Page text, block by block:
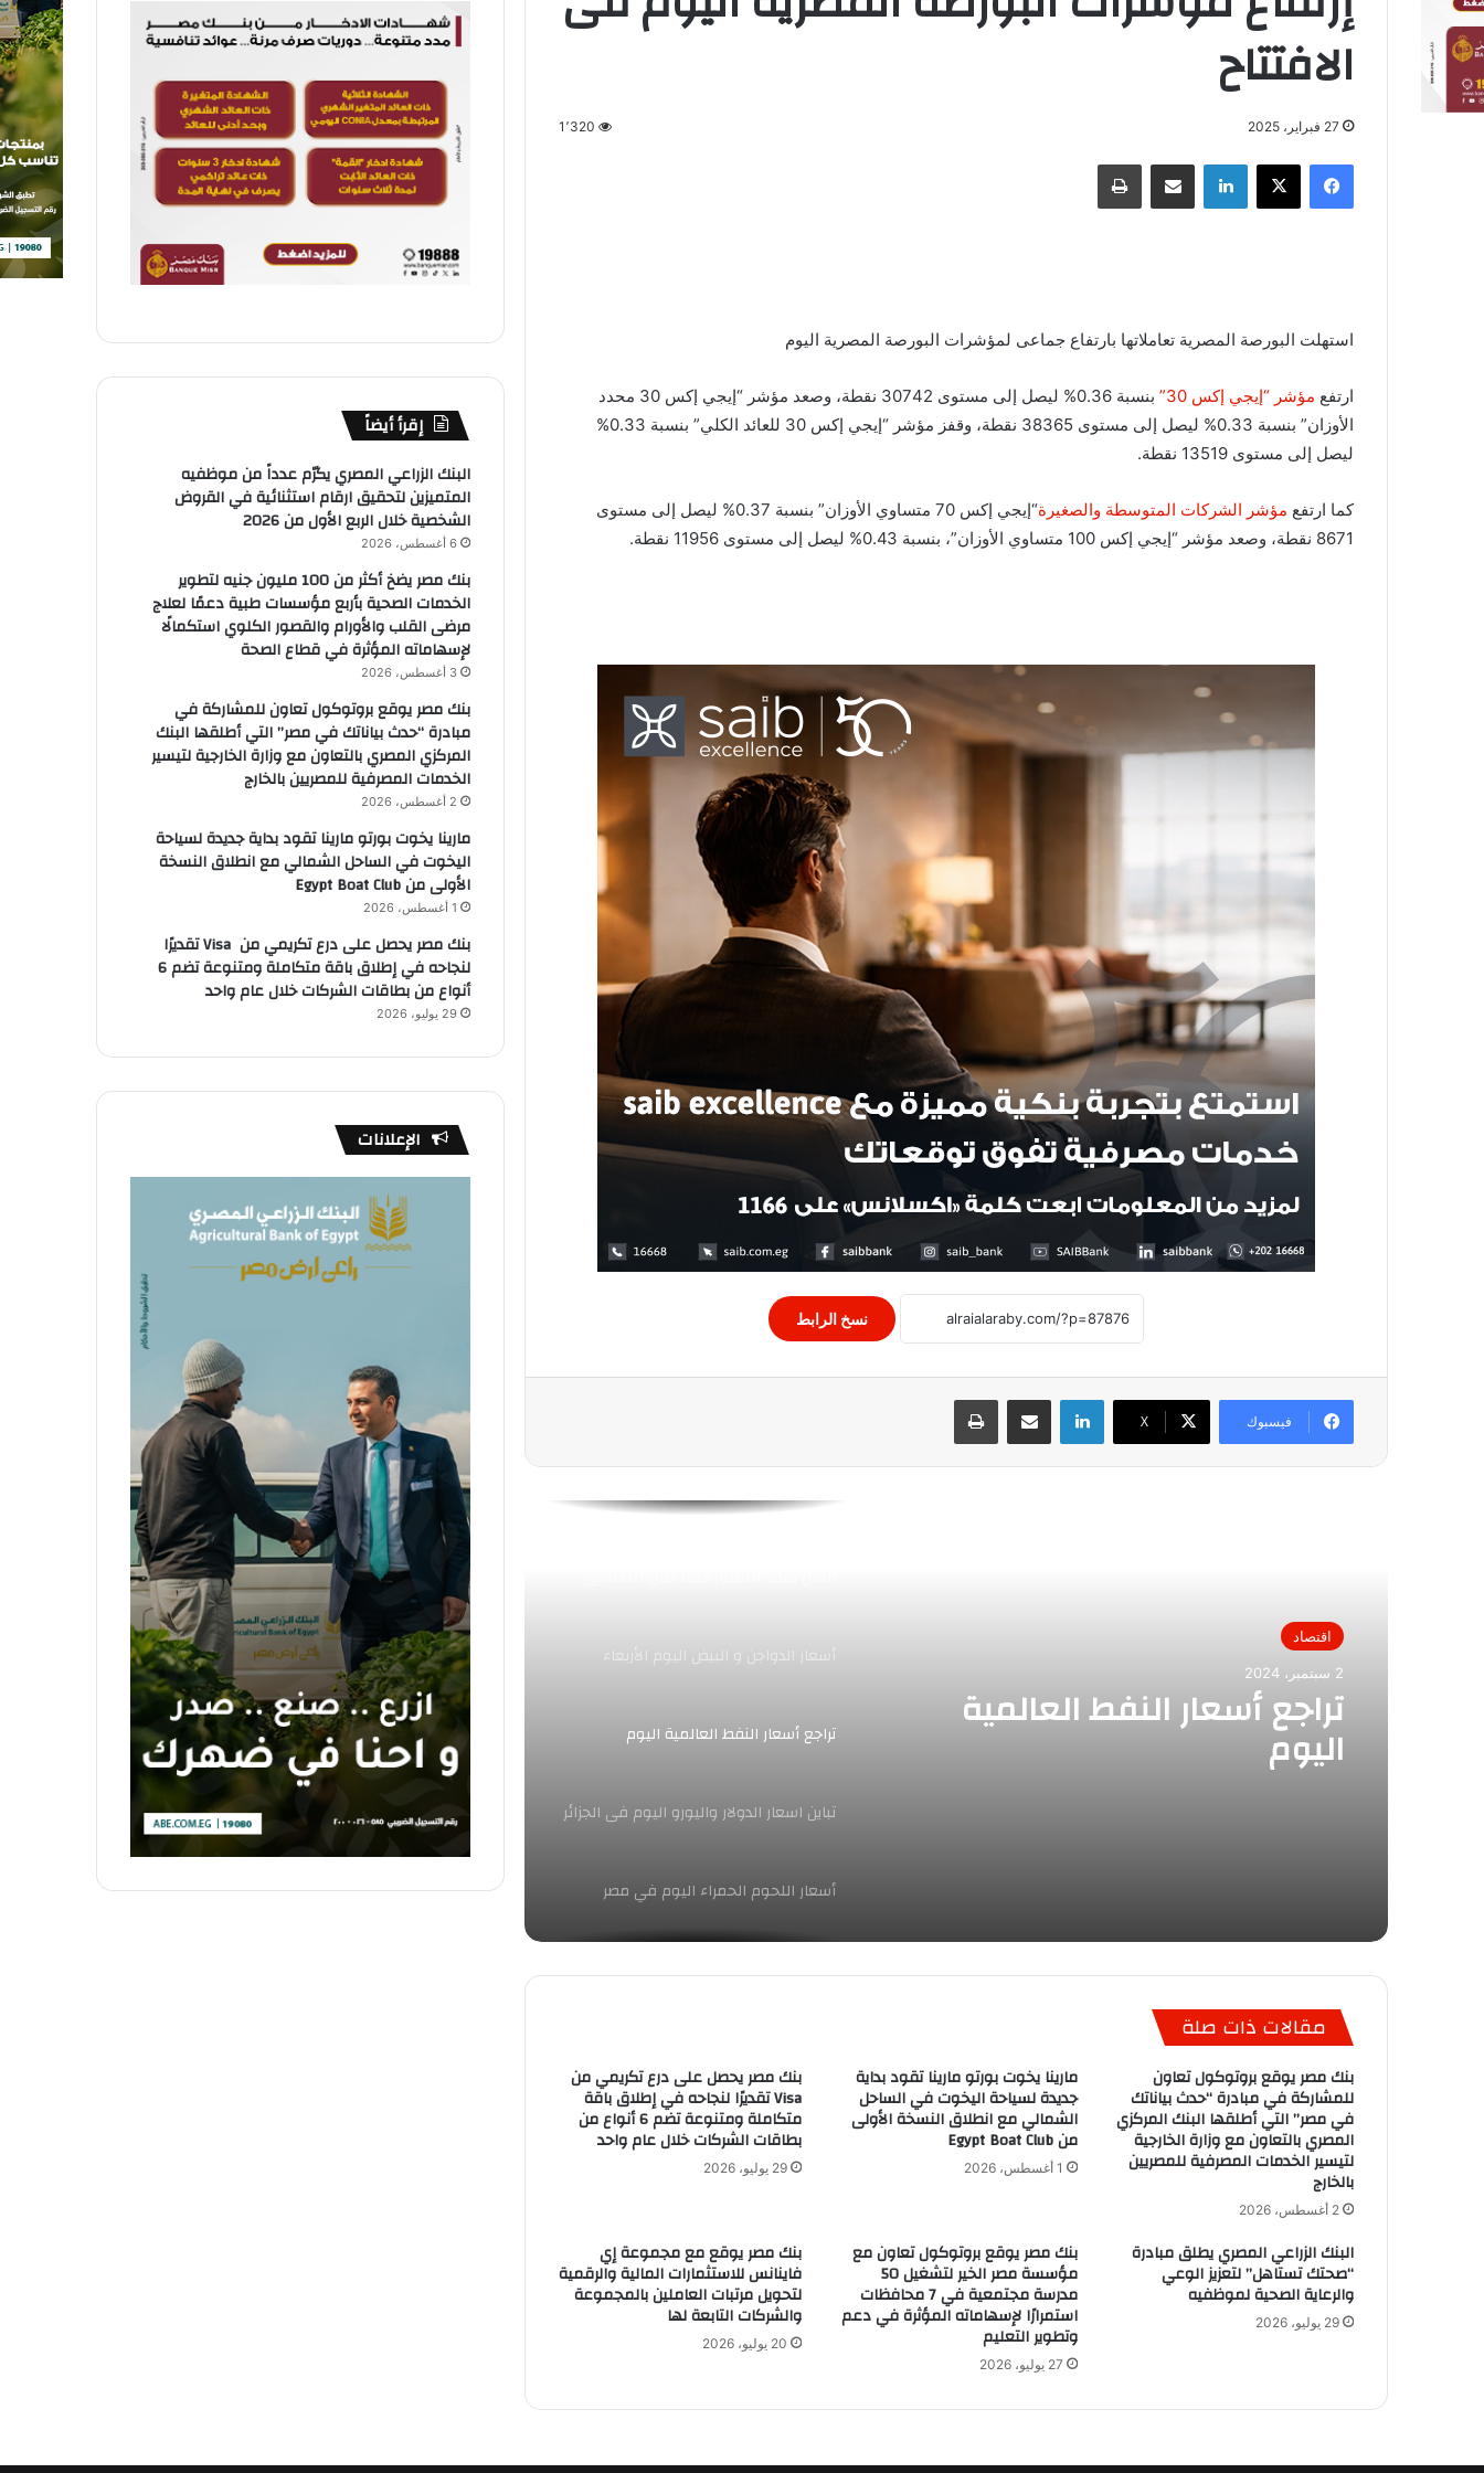
الافتتاح
27 فبراير، 2025 1٬320
فيسبوك X لينكدإن مشاركة عبر البريد طباعة
استهلت البورصة المصرية تعاملاتها بارتفاع جماعى لمؤشرات البورصة المصرية اليوم
ارتفع مؤشر “إيجي إكس 30”
بنسبة 0.36% ليصل إلى مستوى 30742 نقطة، وصعد مؤشر “إيجي إكس 30 محدد
الأوزان” بنسبة 0.33% ليصل إلى مستوى 38365 نقطة، وقفز مؤشر “إيجي إكس 30 للعائد الكلي” بنسبة 0.33%
ليصل إلى مستوى 13519 نقطة.
كما ارتفع مؤشر الشركات المتوسطة والصغيرة
“إيجي إكس 70 متساوي الأوزان” بنسبة 0.37% ليصل إلى مستوى
8671 نقطة، وصعد مؤشر “إيجي إكس 100 متساوي الأوزان”، بنسبة 0.43% ليصل إلى مستوى 11956 نقطة.
نسخ الرابط
فيسبوك X
لينكدإن مشاركة عبر البريد طباعة
اقتصاد
2 سبتمبر، 2024
تراجع أسعار النفط العالمية
اليوم
(بدون عنوان)
إستقرار أسعار الدواجن في مصر والكيلو
للمستهلك يبدأ من 30 جنيها
وزيرة التعاون الدولي –الحكومة حققت
أسعار الدواجن و البيض اليوم الأربعاء
تراجع أسعار النفط العالمية اليوم
تباين اسعار الدولار واليورو اليوم فى الجزائر
أسعار اللحوم الحمراء اليوم في مصر
أسعار العملات العربيه والأجنبية أمام
(بدون عنوان)
إستقرار أسعار الدواجن في مصر والكيلو
للمستهلك يبدأ من 30 جنيها
وزيرة التعاون الدولي –الحكومة حققت
قفزة ونقلة للأمام من خلال تبني سياسات
وإصلاح
أسعار العملات اليوم الاثنين
مقالات ذات صلة
بنك مصر يوقع بروتوكول تعاون
للمشاركة في مبادرة “حدث بياناتك
في مصر” التي أطلقها البنك المركزي
المصري بالتعاون مع وزارة الخارجية
لتيسير الخدمات المصرفية للمصريين
بالخارج
2 أغسطس، 2026
مارينا يخوت بورتو مارينا تقود بداية
جديدة لسياحة اليخوت في الساحل
الشمالي مع انطلاق النسخة الأولى
من Egypt Boat Club
1 أغسطس، 2026
بنك مصر يحصل على درع تكريمي من
Visa تقديرًا لنجاحه في إطلاق باقة
متكاملة ومتنوعة تضم 6 أنواع من
بطاقات الشركات خلال عام واحد
29 يوليو، 2026
البنك الزراعي المصري يطلق مبادرة
“صحتك تستاهل” لتعزيز الوعي
والرعاية الصحية لموظفيه
29 يوليو، 2026
بنك مصر يوقع بروتوكول تعاون مع
مؤسسة مصر الخير لتشغيل 50
مدرسة مجتمعية في 7 محافظات
استمرارًا لإسهاماته المؤثرة في دعم
وتطوير التعليم
27 يوليو، 2026
بنك مصر يوقع مع مجموعة إي
فاينانس للاستثمارات المالية والرقمية
لتحويل مرتبات العاملين بالمجموعة
والشركات التابعة لها
20 يوليو، 2026
إقرأ أيضاً
البنك الزراعي المصري يكرّم عدداً من موظفيه
المتميزين لتحقيق ارقام استثنائية في القروض
الشخصية خلال الربع الأول من 2026
6 أغسطس، 2026
بنك مصر يضخ أكثر من 100 مليون جنيه لتطوير
الخدمات الصحية بأربع مؤسسات طبية دعمًا لعلاج
مرضى القلب والأورام والقصور الكلوي استكمالًا
لإسهاماته المؤثرة في قطاع الصحة
3 أغسطس، 2026
بنك مصر يوقع بروتوكول تعاون للمشاركة في
مبادرة “حدث بياناتك في مصر” التي أطلقها البنك
المركزي المصري بالتعاون مع وزارة الخارجية لتيسير
الخدمات المصرفية للمصريين بالخارج
2 أغسطس، 2026
مارينا يخوت بورتو مارينا تقود بداية جديدة لسياحة
اليخوت في الساحل الشمالي مع انطلاق النسخة
الأولى من Egypt Boat Club
1 أغسطس، 2026
بنك مصر يحصل على درع تكريمي من Visa تقديرًا
لنجاحه في إطلاق باقة متكاملة ومتنوعة تضم 6
أنواع من بطاقات الشركات خلال عام واحد
29 يوليو، 2026
الإعلانات